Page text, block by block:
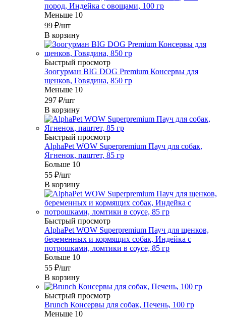
пород, Индейка с овощами, 100 гр
Меньше 10
99 ₽/шт
В корзину
Быстрый просмотр
Зоогурман BIG DOG Premium Консервы для
щенков, Говядина, 850 гр
Меньше 10
297 ₽/шт
В корзину
Быстрый просмотр
AlphaPet WOW Superpremium Пауч для собак,
Ягненок, паштет, 85 гр
Больше 10
55 ₽/шт
В корзину
Быстрый просмотр
AlphaPet WOW Superpremium Пауч для щенков,
беременных и кормящих собак, Индейка с
потрошками, ломтики в соусе, 85 гр
Больше 10
55 ₽/шт
В корзину
Быстрый просмотр
Brunch Консервы для собак, Печень, 100 гр
Меньше 10